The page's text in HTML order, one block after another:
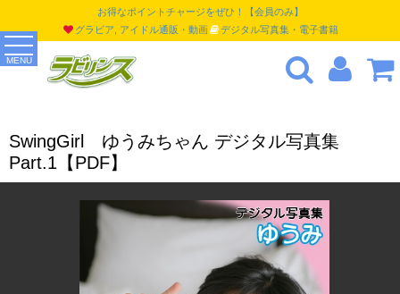
MENU
お得なポイントチャージをぜひ！【会員のみ】
グラビア, アイドル通販・動画
デジタル写真集・電子書籍
SwingGirl ゆうみちゃん デジタル写真集
Part.1【PDF】